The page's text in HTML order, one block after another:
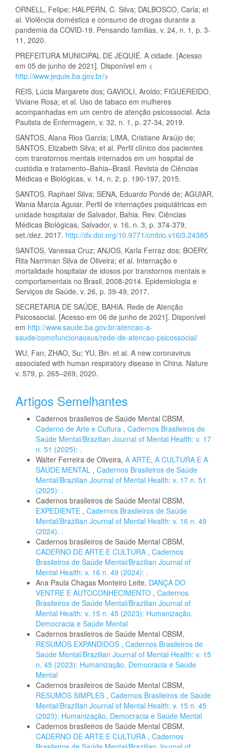
ORNELL, Felipe; HALPERN, C. Silva; DALBOSCO, Carla; et
al. Violência doméstica e consumo de drogas durante a
pandemia da COVID-19. Pensando familias, v. 24, n. 1, p. 3-
11, 2020.
PREFEITURA MUNICIPAL DE JEQUIÉ. A cidade. [Acesso
em 05 de junho de 2021]. Disponível em <
http://www.jequie.ba.gov.br/>
REIS, Lúcia Margarete dos; GAVIOLI, Aroldo; FIGUEREIDO,
Viviane Rosa; et al. Uso de tabaco em mulheres
acompanhadas em um centro de atenção psicossocial. Acta
Paulista de Enfermagem, v. 32, n. 1, p. 27-34, 2019.
SANTOS, Alana Rios Garcia; LIMA, Cristiane Araújo de;
SANTOS, Elizabeth Silva; et al. Perfil clínico dos pacientes
com transtornos mentais internados em um hospital de
custódia e tratamento–Bahia–Brasil. Revista de Ciências
Médicas e Biológicas, v. 14, n. 2, p. 190-197, 2015.
SANTOS, Raphael Silva; SENA, Eduardo Pondé de; AGUIAR,
Wania Marcia Aguiar. Perfil de internações psiquiátricas em
unidade hospitalar de Salvador, Bahia. Rev. Ciências
Médicas Biológicas, Salvador, v. 16, n. 3, p. 374-379,
set./dez. 2017. http://dx.doi.org/10.9771/cmbio.v16i3.24385
SANTOS, Vanessa Cruz; ANJOS, Karla Ferraz dos; BOERY,
Rita Narriman Silva de Oliveira; et al. Internação e
mortalidade hospitalar de idosos por transtornos mentais e
comportamentais no Brasil, 2008-2014. Epidemiologia e
Serviços de Saúde, v. 26, p. 39-49, 2017.
SECRETARIA DE SAÚDE, BAHIA. Rede de Atenção
Psicossocial. [Acesso em 06 de junho de 2021]. Disponível
em http://www.saude.ba.gov.br/atencao-a-
saude/comofuncionaosus/rede-de-atencao-psicossocial/
WU, Fan; ZHAO, Su; YU, Bin. et al. A new coronavirus
associated with human respiratory disease in China. Nature
v. 579, p. 265–269, 2020.
Artigos Semelhantes
Cadernos brasileiros de Saúde Mental CBSM,
Caderno de Arte e Cultura , Cadernos Brasileiros de
Saúde Mental/Brazilian Journal of Mental Health: v. 17
n. 51 (2025): .
Walter Ferreira de Oliveira, A ARTE, A CULTURA E A
SAÚDE MENTAL , Cadernos Brasileiros de Saúde
Mental/Brazilian Journal of Mental Health: v. 17 n. 51
(2025): .
Cadernos brasileiros de Saúde Mental CBSM,
EXPEDIENTE , Cadernos Brasileiros de Saúde
Mental/Brazilian Journal of Mental Health: v. 16 n. 49
(2024): .
Cadernos brasileiros de Saúde Mental CBSM,
CADERNO DE ARTE E CULTURA , Cadernos
Brasileiros de Saúde Mental/Brazilian Journal of
Mental Health: v. 16 n. 49 (2024): .
Ana Paula Chagas Monteiro Leite, DANÇA DO
VENTRE E AUTOCONHECIMENTO , Cadernos
Brasileiros de Saúde Mental/Brazilian Journal of
Mental Health: v. 15 n. 45 (2023): Humanização,
Democracia e Saúde Mental
Cadernos brasileiros de Saúde Mental CBSM,
RESUMOS EXPANDIDOS , Cadernos Brasileiros de
Saúde Mental/Brazilian Journal of Mental Health: v. 15
n. 45 (2023): Humanização, Democracia e Saúde
Mental
Cadernos brasileiros de Saúde Mental CBSM,
RESUMOS SIMPLES , Cadernos Brasileiros de Saúde
Mental/Brazilian Journal of Mental Health: v. 15 n. 45
(2023): Humanização, Democracia e Saúde Mental
Cadernos brasileiros de Saúde Mental CBSM,
CADERNO DE ARTE E CULTURA , Cadernos